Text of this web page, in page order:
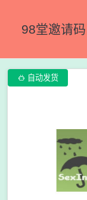
98堂邀请码
 自动发货